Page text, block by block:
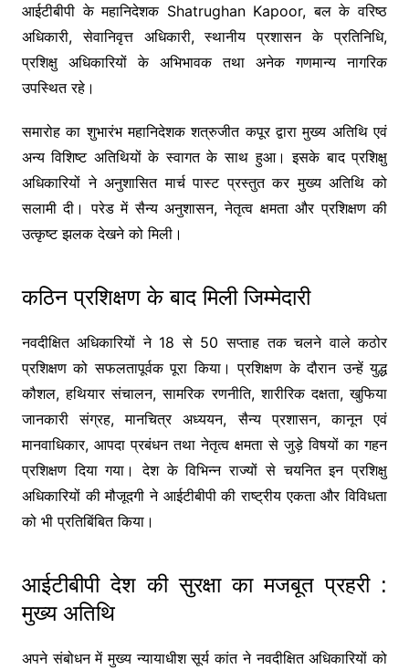
आईटीबीपी के महानिदेशक Shatrughan Kapoor, बल के वरिष्ठ
अधिकारी, सेवानिवृत्त अधिकारी, स्थानीय प्रशासन के प्रतिनिधि,
प्रशिक्षु अधिकारियों के अभिभावक तथा अनेक गणमान्य नागरिक
उपस्थित रहे।
समारोह का शुभारंभ महानिदेशक शत्रुजीत कपूर द्वारा मुख्य अतिथि एवं
अन्य विशिष्ट अतिथियों के स्वागत के साथ हुआ। इसके बाद प्रशिक्षु
अधिकारियों ने अनुशासित मार्च पास्ट प्रस्तुत कर मुख्य अतिथि को
सलामी दी। परेड में सैन्य अनुशासन, नेतृत्व क्षमता और प्रशिक्षण की
उत्कृष्ट झलक देखने को मिली।
कठिन प्रशिक्षण के बाद मिली जिम्मेदारी
नवदीक्षित अधिकारियों ने 18 से 50 सप्ताह तक चलने वाले कठोर
प्रशिक्षण को सफलतापूर्वक पूरा किया। प्रशिक्षण के दौरान उन्हें युद्ध
कौशल, हथियार संचालन, सामरिक रणनीति, शारीरिक दक्षता, खुफिया
जानकारी संग्रह, मानचित्र अध्ययन, सैन्य प्रशासन, कानून एवं
मानवाधिकार, आपदा प्रबंधन तथा नेतृत्व क्षमता से जुड़े विषयों का गहन
प्रशिक्षण दिया गया। देश के विभिन्न राज्यों से चयनित इन प्रशिक्षु
अधिकारियों की मौजूदगी ने आईटीबीपी की राष्ट्रीय एकता और विविधता
को भी प्रतिबिंबित किया।
आईटीबीपी देश की सुरक्षा का मजबूत प्रहरी :
मुख्य अतिथि
अपने संबोधन में मुख्य न्यायाधीश सूर्य कांत ने नवदीक्षित अधिकारियों को